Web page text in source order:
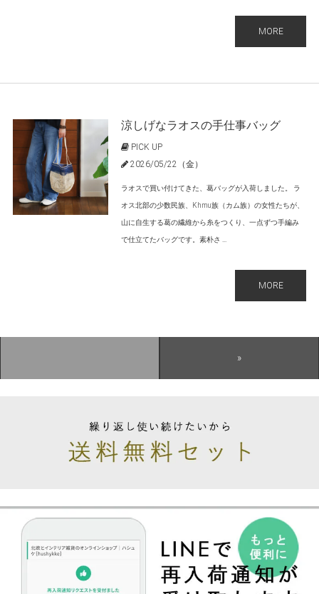
MORE
涼しげなラオスの手仕事バッグ
PICK UP
2026/05/22（金）
ラオスで買い付けてきた、葛バッグが入荷しました。 ラ
オス北部の少数民族、Khmu族（カム族）の女性たちが、
山に自生する葛の繊維から糸をつくり、一点ずつ手編み
で仕立てたバッグです。素朴さ ...
MORE
»